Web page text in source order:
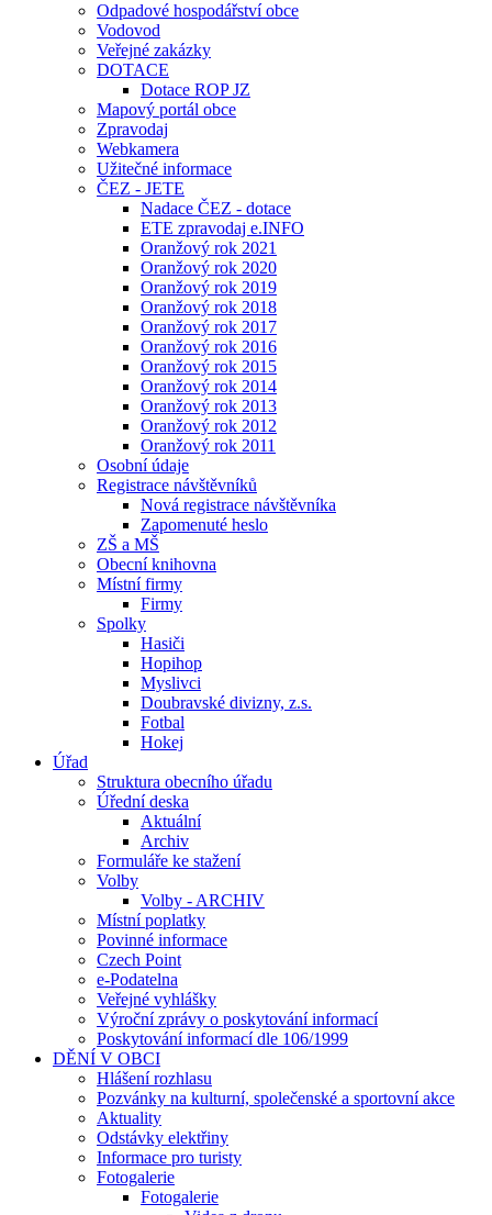
Odpadové hospodářství obce
Vodovod
Veřejné zakázky
DOTACE
Dotace ROP JZ
Mapový portál obce
Zpravodaj
Webkamera
Užitečné informace
ČEZ - JETE
Nadace ČEZ - dotace
ETE zpravodaj e.INFO
Oranžový rok 2021
Oranžový rok 2020
Oranžový rok 2019
Oranžový rok 2018
Oranžový rok 2017
Oranžový rok 2016
Oranžový rok 2015
Oranžový rok 2014
Oranžový rok 2013
Oranžový rok 2012
Oranžový rok 2011
Osobní údaje
Registrace návštěvníků
Nová registrace návštěvníka
Zapomenuté heslo
ZŠ a MŠ
Obecní knihovna
Místní firmy
Firmy
Spolky
Hasiči
Hopihop
Myslivci
Doubravské divizny, z.s.
Fotbal
Hokej
Úřad
Struktura obecního úřadu
Úřední deska
Aktuální
Archiv
Formuláře ke stažení
Volby
Volby - ARCHIV
Místní poplatky
Povinné informace
Czech Point
e-Podatelna
Veřejné vyhlášky
Výroční zprávy o poskytování informací
Poskytování informací dle 106/1999
DĚNÍ V OBCI
Hlášení rozhlasu
Pozvánky na kulturní, společenské a sportovní akce
Aktuality
Odstávky elektřiny
Informace pro turisty
Fotogalerie
Fotogalerie